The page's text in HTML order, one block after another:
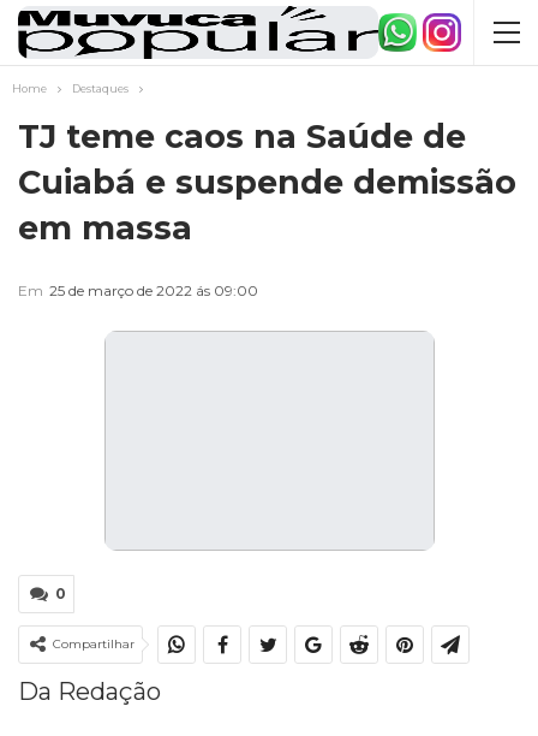
Home Destaques
TJ teme caos na Saúde de
Cuiabá e suspende demissão
em massa
Em 25 de março de 2022 ás 09:00
0
Compartilhar
Da Redação